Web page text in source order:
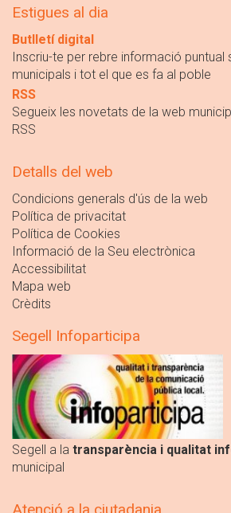
Estigues al dia
Butlletí digital
Inscriu-te per rebre informació puntual
municipals i tot el que es fa al poble
RSS
Segueix les novetats de la web
RSS
Detalls del web
Condicions generals d'ús de la web
Política de privacitat
Política de Cookies
Informació de la Seu electrònica
Accessibilitat
Mapa web
Crèdits
Segell Infoparticipa
Segell a la transparència i qualitat
municipal